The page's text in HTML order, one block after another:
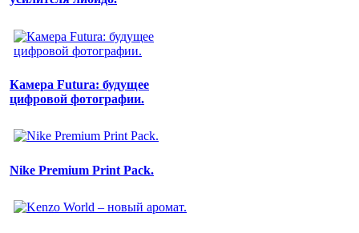
Камера Futura: будущее
цифровой фотографии.
Nike Premium Print Pack.